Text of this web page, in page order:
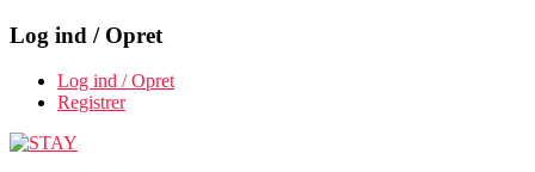
Log ind / Opret
Log ind / Opret
Registrer